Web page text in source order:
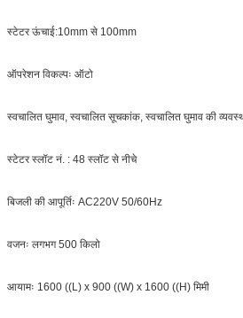
स्टेटर ऊंचाई:10mm से 100mm
ऑपरेशन विकल्पः ऑटो
स्वचालित घुमाव, स्वचालित सूचकांक, स्वचालित घुमाव की
स्टेटर स्लॉट नं. : 48 स्लॉट से नीचे
बिजली की आपूर्तिः AC220V 50/60Hz
वजनः लगभग 500 किलो
आयामः 1600 ((L) x 900 ((W) x 1600 ((H) मिमी